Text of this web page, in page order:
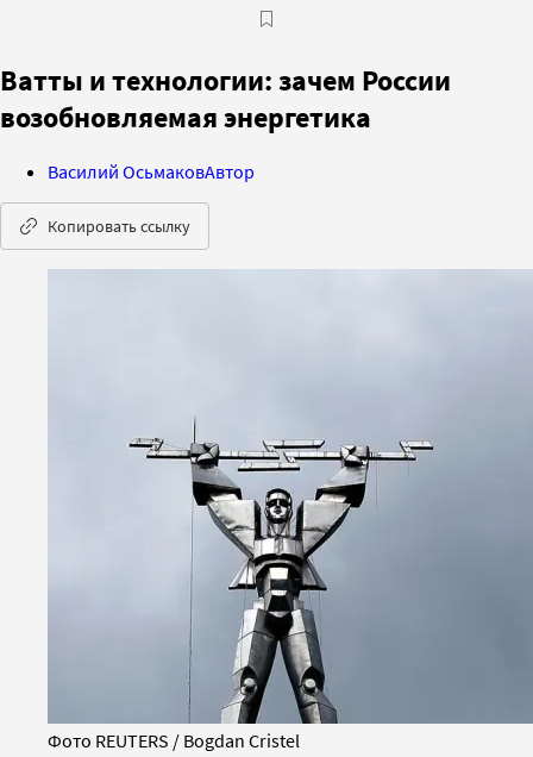
Ватты и технологии: зачем России
возобновляемая энергетика
Василий ОсьмаковАвтор
Копировать ссылку
Фото REUTERS / Bogdan Cristel